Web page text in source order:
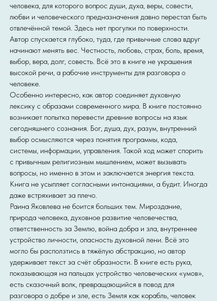
человека, для которого вопрос души, духа, веры, совести,
любви и человеческого предназначения давно перестал быть
отвлечённой темой. Здесь нет прогулки по поверхности.
Автор спускается глубоко, туда, где привычные слова вдруг
начинают менять вес. Честность, любовь, страх, боль, время,
выбор, вера, долг, совесть. Всё это в книге не украшения
высокой речи, а рабочие инструменты для разговора о
человеке.
Особенно интересно, как автор соединяет духовную
лексику с образами современного мира. В книге постоянно
возникает попытка перевести древние вопросы на язык
сегодняшнего сознания. Бог, душа, дух, разум, внутренний
выбор осмысляются через понятия программы, кода,
системы, информации, управления. Такой ход может спорить
с привычным религиозным мышлением, может вызывать
вопросы, но именно в этом и заключается энергия текста.
Книга не усыпляет согласными интонациями, а будит. Иногда
даже встряхивает за плечо.
Раина Яковлева не боится больших тем. Мироздание,
природа человека, духовное развитие человечества,
ответственность за Землю, война добра и зла, внутреннее
устройство личности, опасность духовной лени. Всё это
могло бы расползтись в тяжёлую абстракцию, но автор
удерживает текст за счёт образности. В книге есть рука,
показывающая на пальцах устройство человеческих «умов»,
есть сказочный волк, превращающийся в повод для
разговора о добре и зле, есть Земля как корабль, человек